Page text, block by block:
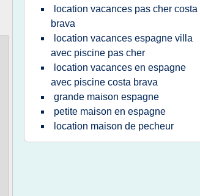
location vacances pas cher costa
brava
location vacances espagne villa
avec piscine pas cher
location vacances en espagne
avec piscine costa brava
grande maison espagne
petite maison en espagne
location maison de pecheur